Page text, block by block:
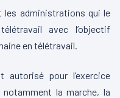
les administrations qui le
avec l’objectif
en télétravail.
autorisé pour l’exercice
la marche, la